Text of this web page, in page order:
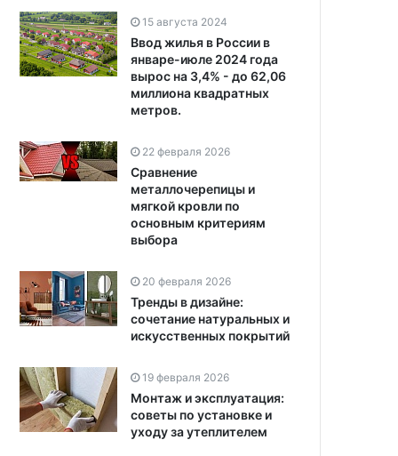
15 августа 2024
Ввод жилья в России в
январе-июле 2024 года
вырос на 3,4% - до 62,06
миллиона квадратных
метров.
22 февраля 2026
Сравнение
металлочерепицы и
мягкой кровли по
основным критериям
выбора
20 февраля 2026
Тренды в дизайне:
сочетание натуральных и
искусственных покрытий
19 февраля 2026
Монтаж и эксплуатация:
советы по установке и
уходу за утеплителем